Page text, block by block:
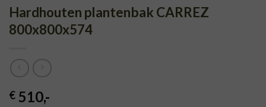
Hardhouten plantenbak CARREZ
800x800x574
€ 510,-